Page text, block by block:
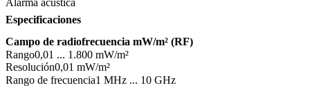
Alarma acústica
Especificaciones
Campo de radiofrecuencia mW/m² (RF)
Rango0,01 ... 1.800 mW/m²
Resolución0,01 mW/m²
Rango de frecuencia1 MHz ... 10 GHz